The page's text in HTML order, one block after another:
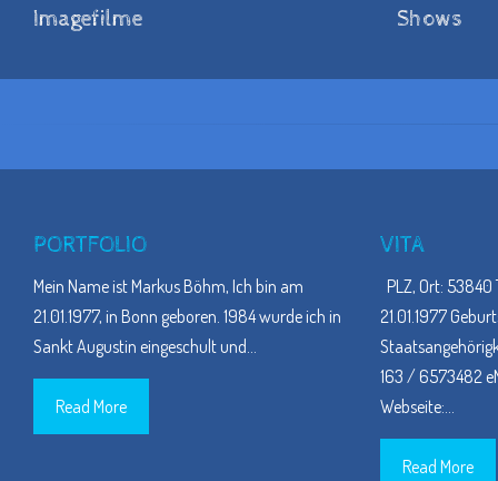
Imagefilme Shows
PORTFOLIO
Mein Name ist Markus Böhm, Ich bin am
21.01.1977, in Bonn geboren. 1984 wurde ich in
Sankt Augustin eingeschult und
Read More
VITA
PLZ, Ort:
21.01.1977
163 / 6573482
Webseite:
Read More